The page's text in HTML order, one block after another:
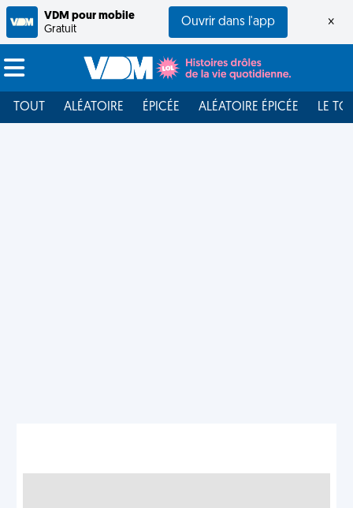
VDM pour mobile
Gratuit
Ouvrir dans l'app ×
TOUT ALÉATOIRE ÉPICÉE ALÉATOIRE ÉPICÉE LE